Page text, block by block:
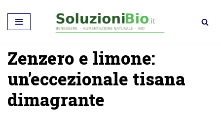
Vai
contenuto
Zenzero e limone:
un’eccezionale tisana
dimagrante